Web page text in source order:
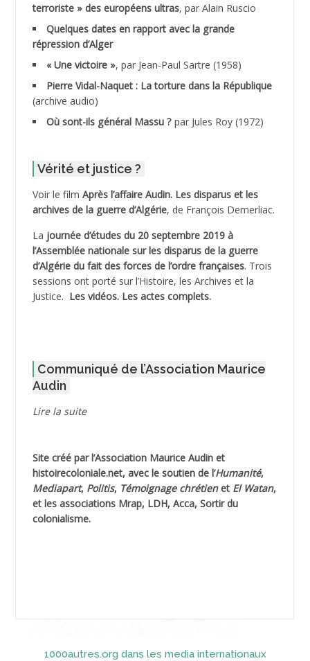
ADDALA Boualem*
ADDANE
ADDECHE Rachid
ADELIOUAT Vve AIT SAADA
ADJANI Khaled
ADJAOUT
ADNI Mohamed Akli
ADOUL Arab *
AGOULMINE
AHLOUCHE Mabrouk *
AIBLIED Ahmed
AICI (ou AISSI) Laïd
terroriste » des européens ultras, par Alain Ruscio
Quelques dates en rapport avec la grande
répression d’Alger
« Une victoire », par Jean-Paul Sartre (1958)
Pierre Vidal-Naquet : La torture dans la République
(archive audio)
Où sont-ils général Massu ? par Jules Roy (1972)
Vérité et justice ?
Voir le film Après l’affaire Audin. Les disparus et les
archives de la guerre d’Algérie, de François Demerliac.
La journée d’études du 20 septembre 2019 à
l’Assemblée nationale sur les disparus de la guerre
d’Algérie du fait des forces de l’ordre françaises. Trois
sessions ont porté sur l’Histoire, les Archives et la
Justice. Les vidéos. Les actes complets.
Communiqué de l’Association Maurice
Audin
Lire la suite
Site créé par l’Association Maurice Audinet
histoirecoloniale.net, avec le soutien de l’Humanité,
Mediapart, Politis, Témoignage chrétienet El Watan,
et les associations Mrap, LDH, Acca, Sortir du
colonialisme.
1000autres.org dans les media internationaux